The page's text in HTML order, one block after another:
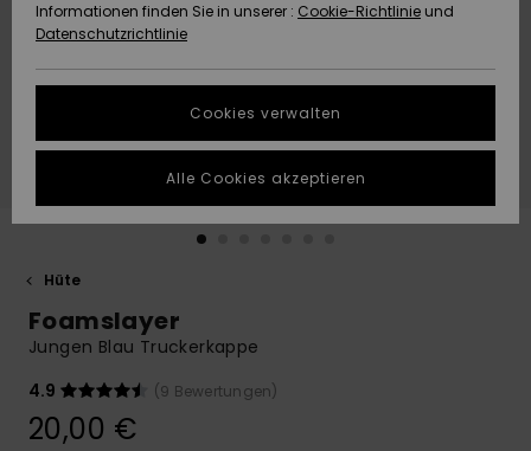
Highlights
Highlights
Starten Sie eine
um die
schnellste
Antwort auf Ihre
erhalten.
Finden Sie
Antworten auf
die häufigsten
Fragen sowie
NACHHALTIGKEIT
SHOPS
QUIKSILVER APP
WUNSCHLISTE
Hüte
Foamslayer
Jungen Blau Truckerkappe
4.9
(9 Bewertungen)
20,00 €
Informationen finden Sie in unserer : Cookie-Richtlinie und
Datenschutzrichtlinie
Cookies verwalten
Alle Cookies akzeptieren